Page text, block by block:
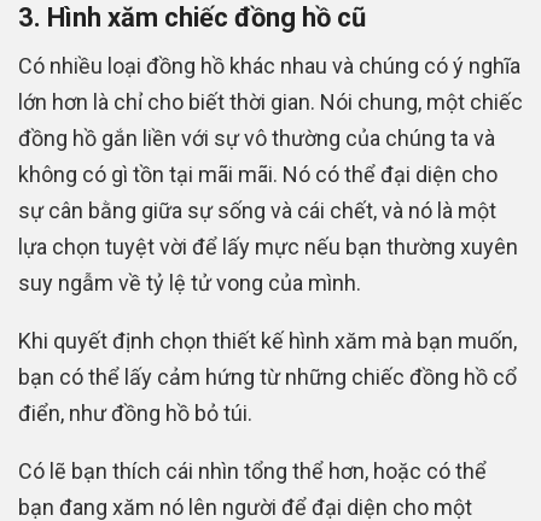
3. Hình xăm chiếc đồng hồ cũ
Có nhiều loại đồng hồ khác nhau và chúng có ý nghĩa
lớn hơn là chỉ cho biết thời gian. Nói chung, một chiếc
đồng hồ gắn liền với sự vô thường của chúng ta và
không có gì tồn tại mãi mãi. Nó có thể đại diện cho
sự cân bằng giữa sự sống và cái chết, và nó là một
lựa chọn tuyệt vời để lấy mực nếu bạn thường xuyên
suy ngẫm về tỷ lệ tử vong của mình.
Khi quyết định chọn thiết kế hình xăm mà bạn muốn,
bạn có thể lấy cảm hứng từ những chiếc đồng hồ cổ
điển, như đồng hồ bỏ túi.
Có lẽ bạn thích cái nhìn tổng thể hơn, hoặc có thể
bạn đang xăm nó lên người để đại diện cho một